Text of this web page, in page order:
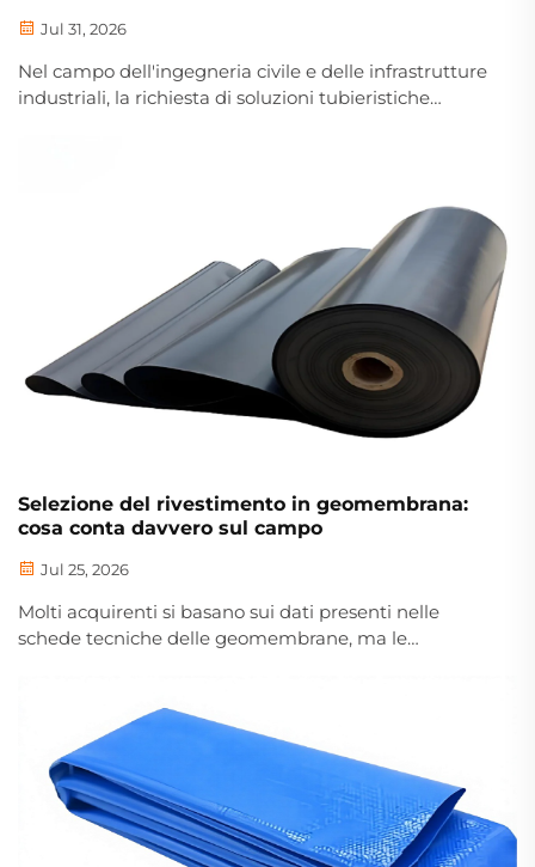
moderni
Jul 31, 2026
Nel campo dell'ingegneria civile e delle infrastrutture
industriali, la richiesta di soluzioni tubieristiche
Selezione del rivestimento in geomembrana:
cosa conta davvero sul campo
Jul 25, 2026
Molti acquirenti si basano sui dati presenti nelle
schede tecniche delle geomembrane, ma le
laboratorio. Per garantire una vita utile di 20 anni a
un rivestimento in geomembrana, diversi fattori
pratici, spesso trascurati, ne determinano il successo